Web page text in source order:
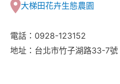
大梯田花卉生態農園
電話：0928-123152
地址：台北市竹子湖路33-7號